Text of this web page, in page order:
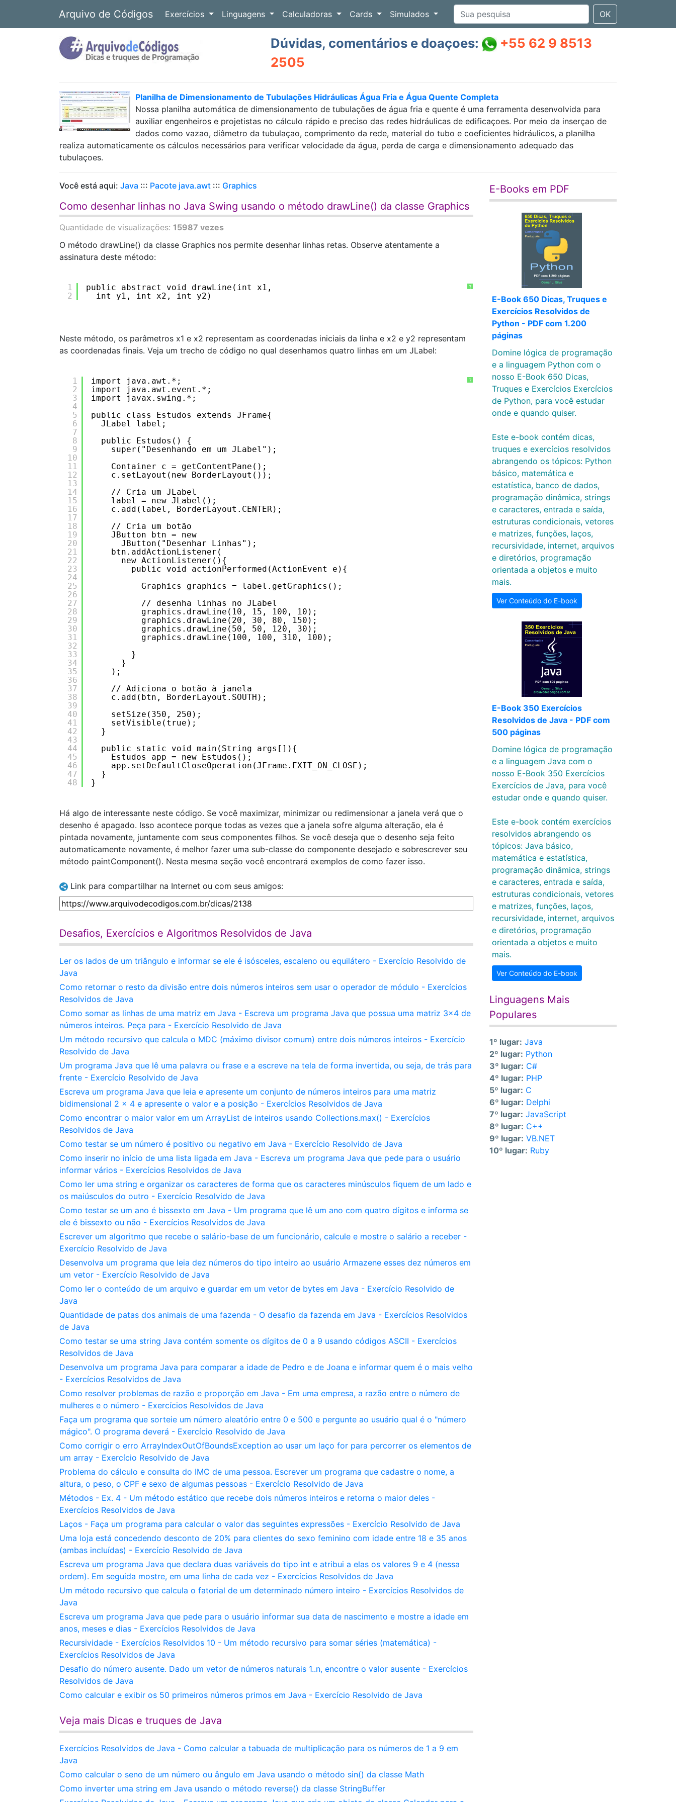
Arquivo de Códigos Exercícios Linguagens Calculadoras Cards Simulados OK
Dúvidas, comentários e doaçoes:
+55 62 9 8513
2505
Planilha de Dimensionamento de Tubulações Hidráulicas Água Fria e Água Quente Completa
Nossa planilha automática de dimensionamento de tubulações de água fria e quente é uma ferramenta desenvolvida para
auxiliar engenheiros e projetistas no cálculo rápido e preciso das redes hidráulicas de edificaçoes. Por meio da inserçao de
dados como vazao, diâmetro da tubulaçao, comprimento da rede, material do tubo e coeficientes hidráulicos, a planilha
realiza automaticamente os cálculos necessários para verificar velocidade da água, perda de carga e dimensionamento adequado das
tubulaçoes.
Você está aqui: Java ::: Pacote java.awt ::: Graphics
Como desenhar linhas no Java Swing usando o método drawLine() da classe Graphics
Quantidade de visualizações: 15987 vezes
O método drawLine() da classe Graphics nos permite desenhar linhas retas. Observe atentamente a
assinatura deste método:
?
1
2
public abstract void drawLine(int x1,
int y1, int x2, int y2)
Neste método, os parâmetros x1 e x2 representam as coordenadas iniciais da linha e x2 e y2 representam
as coordenadas finais. Veja um trecho de código no qual desenhamos quatro linhas em um JLabel:
?
1
2
3
4
5
6
7
8
9
10
11
12
13
14
15
16
17
18
19
20
21
22
23
24
25
26
27
28
29
30
31
32
33
34
35
36
37
38
39
40
41
42
43
44
45
46
47
48
import java.awt.*;
import java.awt.event.*;
import javax.swing.*;
public class Estudos extends JFrame{
JLabel label;
public Estudos() {
super("Desenhando em um JLabel");
Container c = getContentPane();
c.setLayout(new BorderLayout());
// Cria um JLabel
label = new JLabel();
c.add(label, BorderLayout.CENTER);
// Cria um botão
JButton btn = new
JButton("Desenhar Linhas");
btn.addActionListener(
new ActionListener(){
public void actionPerformed(ActionEvent e){
Graphics graphics = label.getGraphics();
// desenha linhas no JLabel
graphics.drawLine(10, 15, 100, 10);
graphics.drawLine(20, 30, 80, 150);
graphics.drawLine(50, 50, 120, 30);
graphics.drawLine(100, 100, 310, 100);
}
}
);
// Adiciona o botão à janela
c.add(btn, BorderLayout.SOUTH);
setSize(350, 250);
setVisible(true);
}
public static void main(String args[]){
Estudos app = new Estudos();
app.setDefaultCloseOperation(JFrame.EXIT_ON_CLOSE);
}
}
Há algo de interessante neste código. Se você maximizar, minimizar ou redimensionar a janela verá que o
desenho é apagado. Isso acontece porque todas as vezes que a janela sofre alguma alteração, ela é
pintada novamente, juntamente com seus componentes filhos. Se você deseja que o desenho seja feito
automaticamente novamente, é melhor fazer uma sub-classe do componente desejado e sobrescrever seu
método paintComponent(). Nesta mesma seção você encontrará exemplos de como fazer isso.
Link para compartilhar na Internet ou com seus amigos:
Desafios, Exercícios e Algoritmos Resolvidos de Java
Ler os lados de um triângulo e informar se ele é isósceles, escaleno ou equilátero - Exercício Resolvido de
Java
Como retornar o resto da divisão entre dois números inteiros sem usar o operador de módulo - Exercícios
Resolvidos de Java
Como somar as linhas de uma matriz em Java - Escreva um programa Java que possua uma matriz 3x4 de
números inteiros. Peça para - Exercício Resolvido de Java
Um método recursivo que calcula o MDC (máximo divisor comum) entre dois números inteiros - Exercício
Resolvido de Java
Um programa Java que lê uma palavra ou frase e a escreve na tela de forma invertida, ou seja, de trás para
frente - Exercício Resolvido de Java
Escreva um programa Java que leia e apresente um conjunto de números inteiros para uma matriz
bidimensional 2 x 4 e apresente o valor e a posição - Exercícios Resolvidos de Java
Como encontrar o maior valor em um ArrayList de inteiros usando Collections.max() - Exercícios
Resolvidos de Java
Como testar se um número é positivo ou negativo em Java - Exercício Resolvido de Java
Como inserir no início de uma lista ligada em Java - Escreva um programa Java que pede para o usuário
informar vários - Exercícios Resolvidos de Java
Como ler uma string e organizar os caracteres de forma que os caracteres minúsculos fiquem de um lado e
os maiúsculos do outro - Exercício Resolvido de Java
Como testar se um ano é bissexto em Java - Um programa que lê um ano com quatro dígitos e informa se
ele é bissexto ou não - Exercícios Resolvidos de Java
Escrever um algoritmo que recebe o salário-base de um funcionário, calcule e mostre o salário a receber -
Exercício Resolvido de Java
Desenvolva um programa que leia dez números do tipo inteiro ao usuário Armazene esses dez números em
um vetor - Exercício Resolvido de Java
Como ler o conteúdo de um arquivo e guardar em um vetor de bytes em Java - Exercício Resolvido de
Java
Quantidade de patas dos animais de uma fazenda - O desafio da fazenda em Java - Exercícios Resolvidos
de Java
Como testar se uma string Java contém somente os dígitos de 0 a 9 usando códigos ASCII - Exercícios
Resolvidos de Java
Desenvolva um programa Java para comparar a idade de Pedro e de Joana e informar quem é o mais velho
- Exercícios Resolvidos de Java
Como resolver problemas de razão e proporção em Java - Em uma empresa, a razão entre o número de
mulheres e o número - Exercícios Resolvidos de Java
Faça um programa que sorteie um número aleatório entre 0 e 500 e pergunte ao usuário qual é o "número
mágico". O programa deverá - Exercício Resolvido de Java
Como corrigir o erro ArrayIndexOutOfBoundsException ao usar um laço for para percorrer os elementos de
um array - Exercício Resolvido de Java
Problema do cálculo e consulta do IMC de uma pessoa. Escrever um programa que cadastre o nome, a
altura, o peso, o CPF e sexo de algumas pessoas - Exercício Resolvido de Java
Métodos - Ex. 4 - Um método estático que recebe dois números inteiros e retorna o maior deles -
Exercícios Resolvidos de Java
Laços - Faça um programa para calcular o valor das seguintes expressões - Exercício Resolvido de Java
Uma loja está concedendo desconto de 20% para clientes do sexo feminino com idade entre 18 e 35 anos
(ambas incluídas) - Exercício Resolvido de Java
Escreva um programa Java que declara duas variáveis do tipo int e atribui a elas os valores 9 e 4 (nessa
ordem). Em seguida mostre, em uma linha de cada vez - Exercícios Resolvidos de Java
Um método recursivo que calcula o fatorial de um determinado número inteiro - Exercícios Resolvidos de
Java
Escreva um programa Java que pede para o usuário informar sua data de nascimento e mostre a idade em
anos, meses e dias - Exercícios Resolvidos de Java
Recursividade - Exercícios Resolvidos 10 - Um método recursivo para somar séries (matemática) -
Exercícios Resolvidos de Java
Desafio do número ausente. Dado um vetor de números naturais 1..n, encontre o valor ausente - Exercícios
Resolvidos de Java
Como calcular e exibir os 50 primeiros números primos em Java - Exercício Resolvido de Java
Veja mais Dicas e truques de Java
Exercícios Resolvidos de Java - Como calcular a tabuada de multiplicação para os números de 1 a 9 em
Java
Como calcular o seno de um número ou ângulo em Java usando o método sin() da classe Math
Como inverter uma string em Java usando o método reverse() da classe StringBuffer
E-Books em PDF
E-Book 650 Dicas, Truques e
Exercícios Resolvidos de
Python - PDF com 1.200
páginas
Domine lógica de programação
e a linguagem Python com o
nosso E-Book 650 Dicas,
Truques e Exercícios Exercícios
de Python, para você estudar
onde e quando quiser.
Este e-book contém dicas,
truques e exercícios resolvidos
abrangendo os tópicos: Python
básico, matemática e
estatística, banco de dados,
programação dinâmica, strings
e caracteres, entrada e saída,
estruturas condicionais, vetores
e matrizes, funções, laços,
recursividade, internet, arquivos
e diretórios, programação
orientada a objetos e muito
mais.
Ver Conteúdo do E-book
E-Book 350 Exercícios
Resolvidos de Java - PDF com
500 páginas
Domine lógica de programação
e a linguagem Java com o
nosso E-Book 350 Exercícios
Exercícios de Java, para você
estudar onde e quando quiser.
Este e-book contém exercícios
resolvidos abrangendo os
tópicos: Java básico,
matemática e estatística,
programação dinâmica, strings
e caracteres, entrada e saída,
estruturas condicionais, vetores
e matrizes, funções, laços,
recursividade, internet, arquivos
e diretórios, programação
orientada a objetos e muito
mais.
Ver Conteúdo do E-book
Linguagens Mais
Populares
1º lugar: Java
2º lugar: Python
3º lugar: C#
4º lugar: PHP
5º lugar: C
6º lugar: Delphi
7º lugar: JavaScript
8º lugar: C++
9º lugar: VB.NET
10º lugar: Ruby